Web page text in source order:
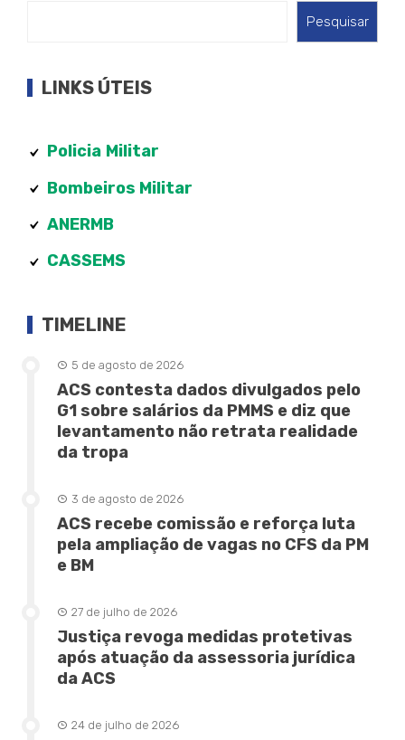
Pesquisar
LINKS ÚTEIS
Policia Militar
Bombeiros Militar
ANERMB
CASSEMS
TIMELINE
5 de agosto de 2026
ACS contesta dados divulgados pelo
G1 sobre salários da PMMS e diz que
levantamento não retrata realidade
da tropa
3 de agosto de 2026
ACS recebe comissão e reforça luta
pela ampliação de vagas no CFS da PM
e BM
27 de julho de 2026
Justiça revoga medidas protetivas
após atuação da assessoria jurídica
da ACS
24 de julho de 2026